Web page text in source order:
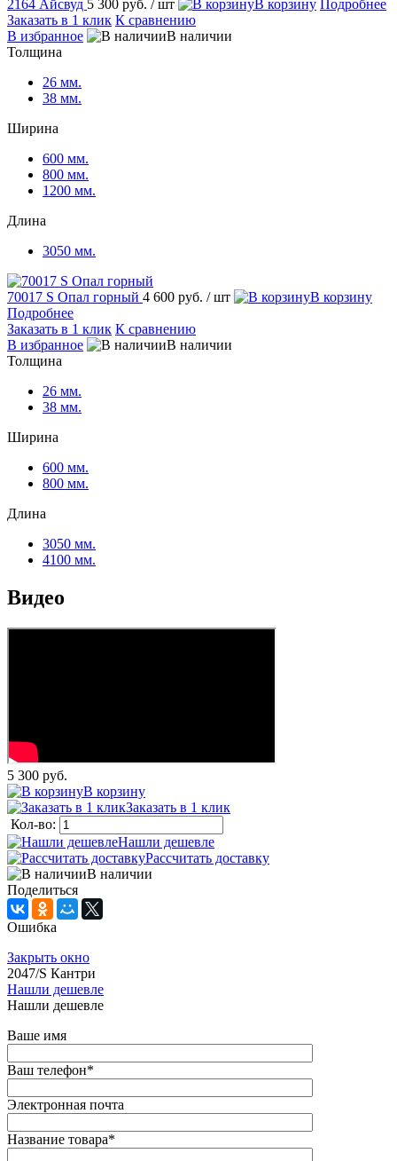
2164 Айсвуд 5 300 руб. / шт корзину
Подробнее
Заказать в 1 клик К сравнению
избранное
наличии
Толщина
26 мм.
38 мм.
Ширина
600 мм.
800 мм.
1200 мм.
Длина
3050 мм.
70017 S Опал горный 4 600 руб. / шт
корзину
Подробнее
Заказать в 1 клик К сравнению
избранное
наличии
Толщина
26 мм.
38 мм.
Ширина
600 мм.
800 мм.
Длина
3050 мм.
4100 мм.
идео
5 300 руб.
корзину
Заказать в 1 клик
Кол-во:
Нашли дешевле
Рассчитать доставку
наличии
Поделиться
Ошибка
Закрыть окно
2047/S Кантри
Нашли дешевле
Нашли дешевле
аше имя
аш телефон*
Электронная почта
Название товара*